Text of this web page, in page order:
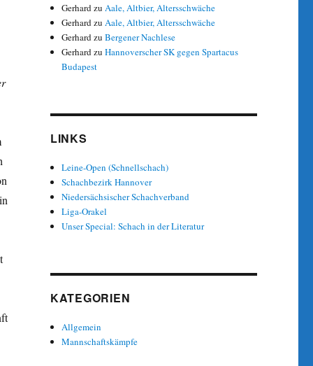
GerhardzuAale, Altbier, Altersschwäche
GerhardzuAale, Altbier, Altersschwäche
GerhardzuBergener Nachlese
GerhardzuHannoverscher SK gegen Spartacus
Budapest
LINKS
Leine-Open (Schnellschach)
Schachbezirk Hannover
Niedersächsischer Schachverband
Liga-Orakel
Unser Special: Schach in der Literatur
KATEGORIEN
Allgemein
Mannschaftskämpfe